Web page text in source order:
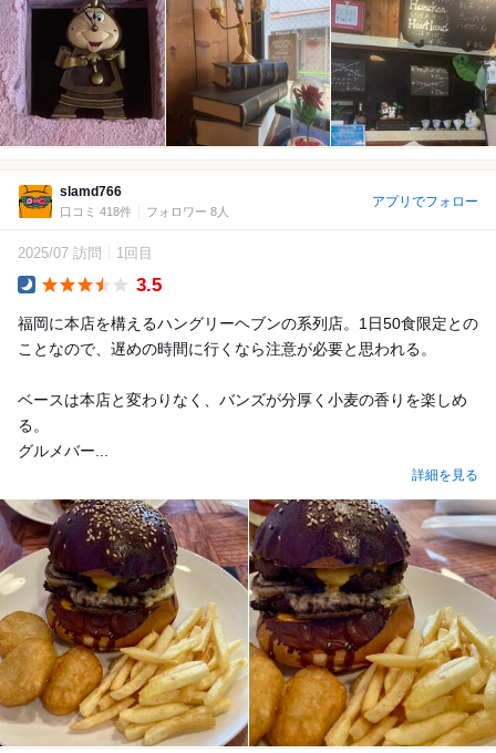
slamd766
口コミ 418件 フォロワー 8人
アプリでフォロー
2025/07 訪問 1回目
3.5
福岡に本店を構えるハングリーヘブンの系列店。1日50食限定との
ことなので、遅めの時間に行くなら注意が必要と思われる。
ベースは本店と変わりなく、バンズが分厚く小麦の香りを楽しめ
る。
グルメバー...
詳細を見る